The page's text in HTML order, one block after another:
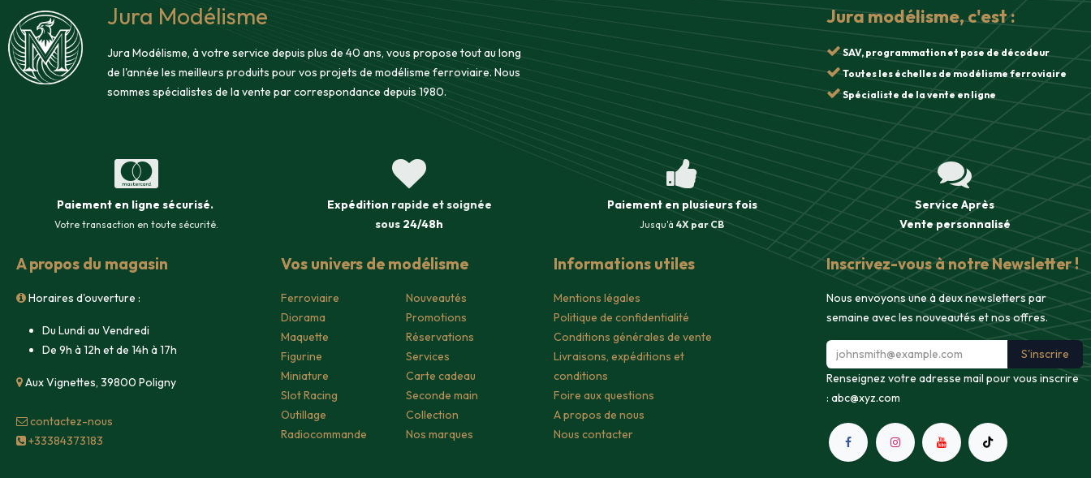
Jura Modélisme
Jura Modélisme, à votre service depuis plus de 40 ans, vous propose tout au long
de l'année les meilleurs produits pour vos projets de modélisme ferroviaire. Nous
sommes spécialistes de la vente par correspondance depuis 1980.
Paiement en ligne sécurisé.
Votre transaction en toute sécurité.
Expédition rapide et soignée
sous 24/48h
Paiement en plusieurs fois
Jusqu'à 4X par CB
Service Après
Ventepersonnalisé
A propos du magasin
Horaires d'ouverture :
Du Lundi au Vendredi
De 9h à 12h et de 14h à 17h
Aux Vignettes, 39800 Poligny
contacte​z-nous
+33384373183
Vos univers de modélisme
Ferroviaire
Diorama
Maquette
Figurine
Miniature
Slot Racing
Outillage
Radiocommande
Nouveautés
Promotions
Réservations
Services
Carte cadeau
Seconde main
Collection
Nos marques
Informations utiles
Mentions légales
Politique de confidentialité
Conditions générales de vente
Livraisons, expéditions et
conditions
Foire aux questions
A propos de nous
Nous contacter
Inscrivez-vous à notre Newsletter !
Nous envoyons une à deux newsletters par
semaine avec les nouveautés et nos offres.
S'inscrire
Renseignez votre adresse mail pour vous inscrire
: abc@xyz.com
Jura modélisme, c'est :
SAV, programmation et pose de décodeur
Toutes les échelles de modélisme ferroviaire
Spécialiste de la vente en ligne